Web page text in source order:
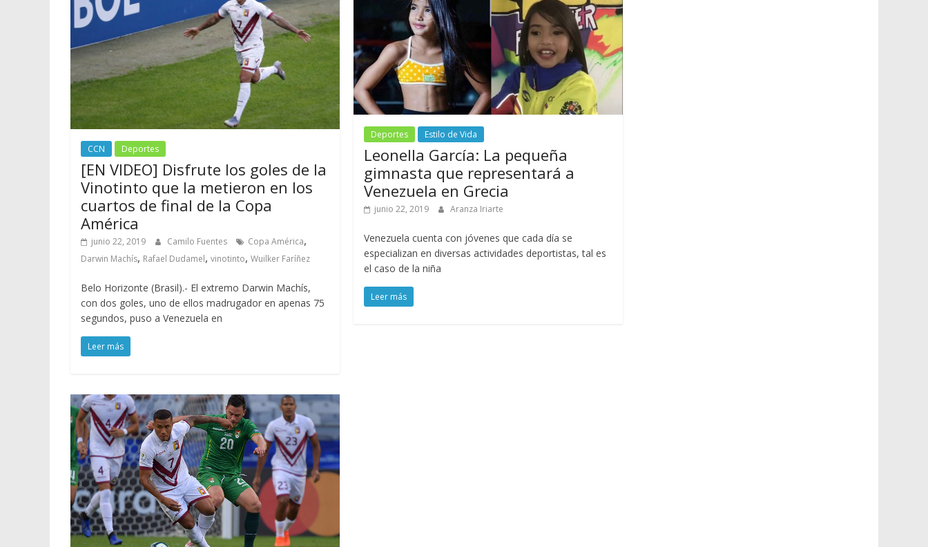
CCN Deportes
[EN VIDEO] Disfrute los goles de la
Vinotinto que la metieron en los
cuartos de final de la Copa
América
junio 22, 2019 Camilo Fuentes Copa América,
Darwin Machís, Rafael Dudamel, vinotinto, Wuilker Faríñez
Belo Horizonte (Brasil).- El extremo Darwin Machís,
con dos goles, uno de ellos madrugador en apenas 75
segundos, puso a Venezuela en
Leer más
Deportes Estilo de Vida
Leonella García: La pequeña
gimnasta que representará a
Venezuela en Grecia
junio 22, 2019 Aranza Iriarte
Venezuela cuenta con jóvenes que cada día se
especializan en diversas actividades deportistas, tal es
el caso de la niña
Leer más